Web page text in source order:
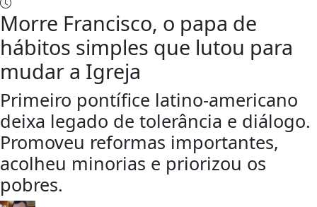
Morre
Francisco, o
papa de
hábitos
simples que
lutou para
mudar a
Igreja